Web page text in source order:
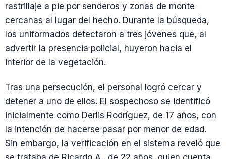
rastrillaje a pie por senderos y zonas de monte
cercanas al lugar del hecho. Durante la búsqueda,
los uniformados detectaron a tres jóvenes que, al
advertir la presencia policial, huyeron hacia el
interior de la vegetación.
Tras una persecución, el personal logró cercar y
detener a uno de ellos. El sospechoso se identificó
inicialmente como Derlis Rodríguez, de 17 años, con
la intención de hacerse pasar por menor de edad.
Sin embargo, la verificación en el sistema reveló que